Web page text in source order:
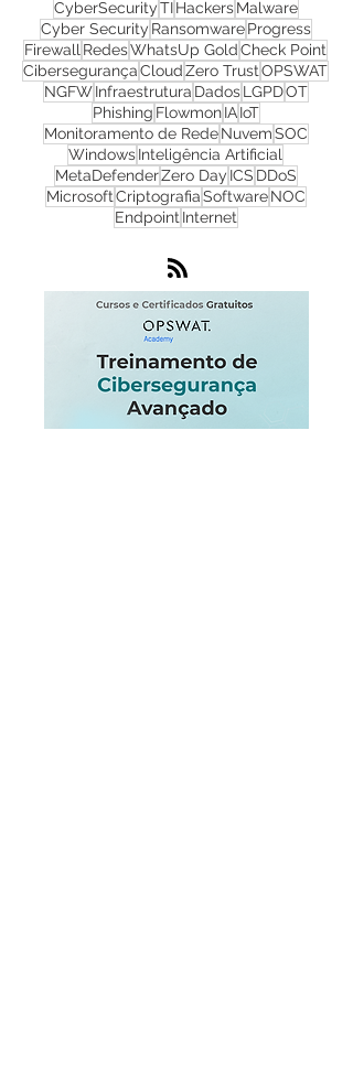
CyberSecurityTIHackersMalware
Cyber Security RansomwareProgress
FirewallRedesWhatsUp Gold Check Point
CibersegurançaCloudZero Trust
NGFWInfraestruturaDadosLGPDOT
PhishingFlowmon IAIoT
Monitoramento de RedeNuvemSOC
WindowsInteligência Artificial
MetaDefenderZero DayICS
EndpointInternet